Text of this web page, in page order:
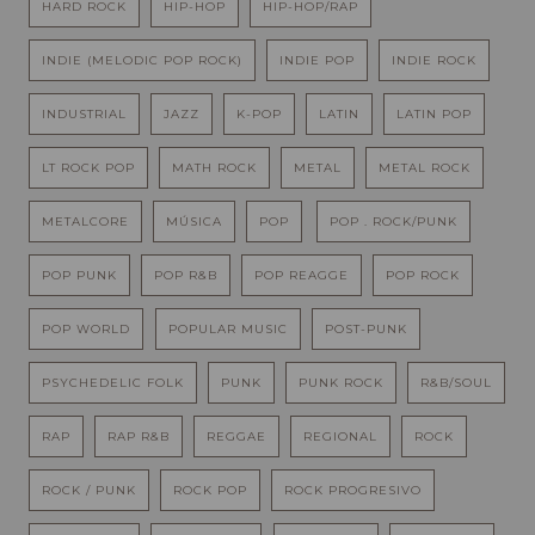
HARD ROCK HIP-HOP HIP-HOP/RAP
INDIE (MELODIC POP ROCK) INDIE POP INDIE ROCK
INDUSTRIAL JAZZ K-POP LATIN LATIN POP
LT ROCK POP MATH ROCK METAL METAL ROCK
METALCORE MÚSICA POP POP . ROCK/PUNK
POP PUNK POP R&B POP REAGGE POP ROCK
POP WORLD POPULAR MUSIC POST-PUNK
PSYCHEDELIC FOLK PUNK PUNK ROCK R&B/SOUL
RAP RAP R&B REGGAE REGIONAL ROCK
ROCK / PUNK ROCK POP ROCK PROGRESIVO